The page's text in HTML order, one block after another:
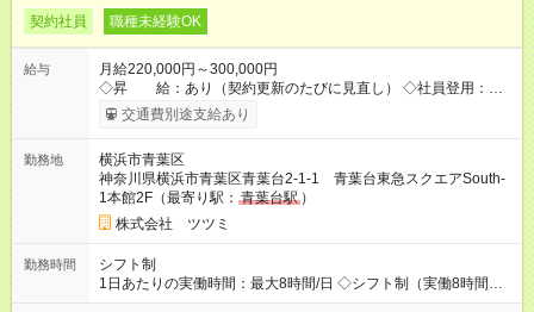
契約社員 職種未経験OK
給与
月給220,000円～300,000円
◇昇 給：あり（契約更新のたびに見直し） ◇社員登用：あり
（実績・評価をもとに推薦） ※ご入社時の給与希望は面接時に
お伺いします。 【試用期間】試用期間あり 試用期間の長さ：3
交通費別途支給あり
勤務地
横浜市青葉区
神奈川県横浜市青葉区青葉台2-1-1 青葉台東急スクエアSouth-
1本館2F（最寄り駅： 青葉台駅 ）
株式会社 ツツミ
勤務時間
シフト制
1日あたりの実働時間：最大8時間/日 ◇シフト制（実働8時間／
休憩60分） 営業時間に合わせて、早番・遅番の交代制 ＼ シフト